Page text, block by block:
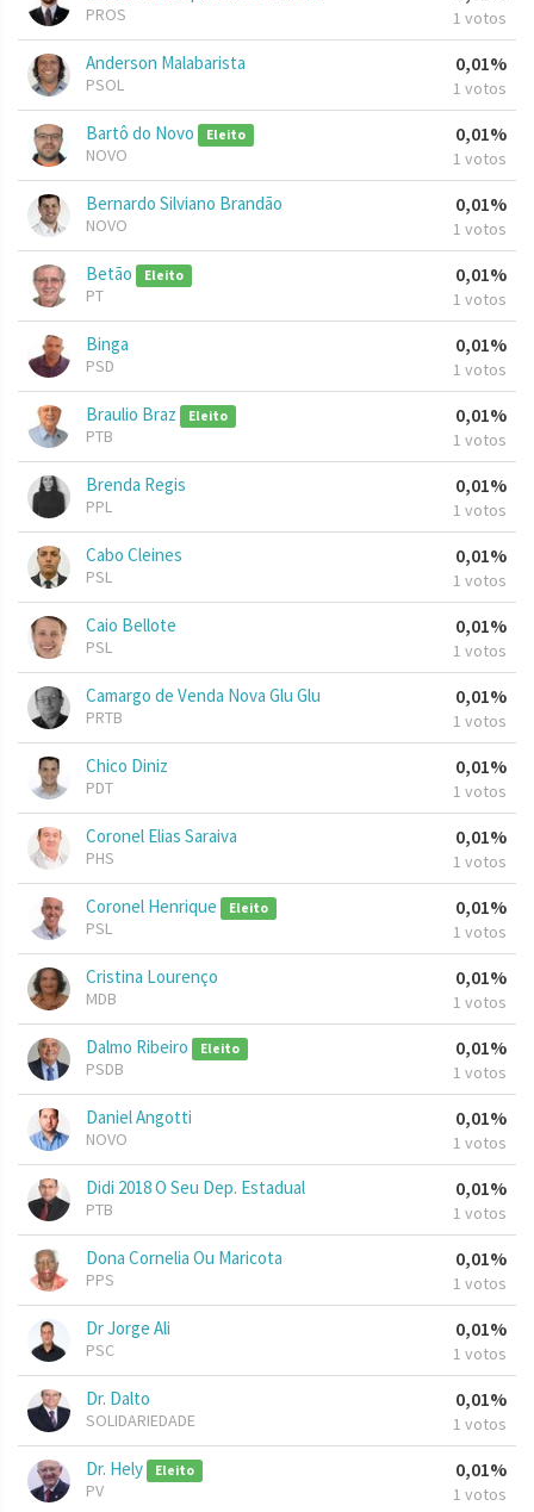
PROS 1 votos
Anderson Malabarista
PSOL
0,01%
1 votos
Bartô do Novo Eleito
NOVO
0,01%
1 votos
Bernardo Silviano Brandão
NOVO
0,01%
1 votos
Betão Eleito
PT
0,01%
1 votos
Binga
PSD
0,01%
1 votos
Braulio Braz Eleito
PTB
0,01%
1 votos
Brenda Regis
PPL
0,01%
1 votos
Cabo Cleines
PSL
0,01%
1 votos
Caio Bellote
PSL
0,01%
1 votos
Camargo de Venda Nova Glu Glu
PRTB
0,01%
1 votos
Chico Diniz
PDT
0,01%
1 votos
Coronel Elias Saraiva
PHS
0,01%
1 votos
Coronel Henrique Eleito
PSL
0,01%
1 votos
Cristina Lourenço
MDB
0,01%
1 votos
Dalmo Ribeiro Eleito
PSDB
0,01%
1 votos
Daniel Angotti
NOVO
0,01%
1 votos
Didi 2018 O Seu Dep. Estadual
PTB
0,01%
1 votos
Dona Cornelia Ou Maricota
PPS
0,01%
1 votos
Dr Jorge Ali
PSC
0,01%
1 votos
Dr. Dalto
SOLIDARIEDADE
0,01%
1 votos
Dr. Hely Eleito
PV
0,01%
1 votos